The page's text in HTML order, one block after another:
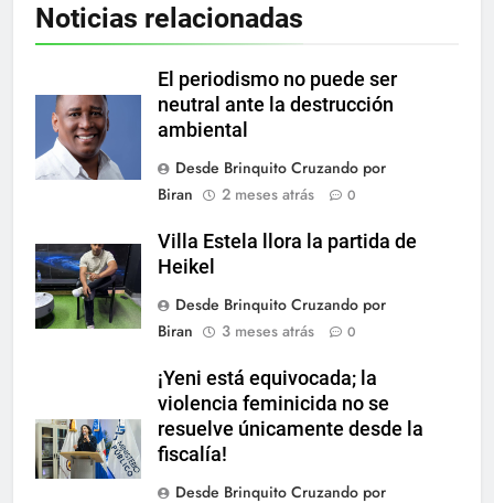
Noticias relacionadas
El periodismo no puede ser
neutral ante la destrucción
ambiental
Desde Brinquito Cruzando por
Biran
2 meses atrás 0
Villa Estela llora la partida de
Heikel
Desde Brinquito Cruzando por
Biran
3 meses atrás 0
¡Yeni está equivocada; la
violencia feminicida no se
resuelve únicamente desde la
fiscalía!
Desde Brinquito Cruzando por